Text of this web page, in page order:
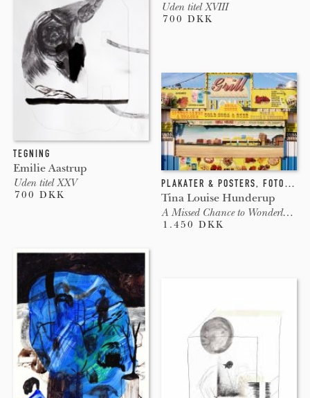
TEGNING
Emilie Aastrup
Uden titel XXV
700 DKK
Uden titel XVIII
700 DKK
PLAKATER & POSTERS, FOTOGRAFI
Tina Louise Hunderup
A Missed Chance to Wonderland,
1.450 DKK